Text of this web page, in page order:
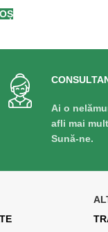
Ai o
afli mai
Sună-ne.